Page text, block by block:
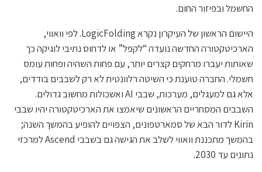
החשמל ובפיזור החום.
היישום הראשון של העיקרון נקרא LogicFolding. לפי וואווי,
הארכיטקטורה החדשה נועדה “לקפל” או לדחוס נתיבי לוגיקה כך
שאותות יעברו מרחקים קצרים יותר, עם פחות השהיה ופחות עומס
חשמלי. החברה טוענת כי השיטה רלוונטית לא רק לשבבים בודדים,
אלא גם למעגלים, מערכות, שבבי AI ואשכולות מחשוב גדולים.
השבבים המסחריים הראשונים שיאמצו את הארכיטקטורה יהיו שבבי
Kirin לדור הבא של סמארטפונים, הצפויים להופיע בהמשך השנה;
בהמשך מתכננת וואווי לשלב את הגישה גם בשבבי Ascend למרכזי
נתונים עד 2030.